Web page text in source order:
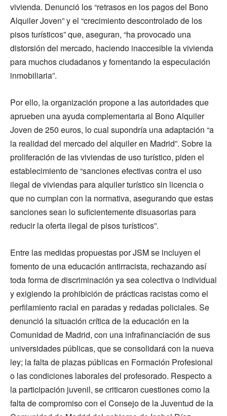
vivienda. Denunció los “retrasos en los pagos del Bono
Alquiler Joven” y el “crecimiento descontrolado de los
pisos turísticos” que, aseguran, “ha provocado una
distorsión del mercado, haciendo inaccesible la vivienda
para muchos ciudadanos y fomentando la especulación
inmobiliaria”.
Por ello, la organización propone a las autoridades que
aprueben una ayuda complementaria al Bono Alquiler
Joven de 250 euros, lo cual supondría una adaptación “a
la realidad del mercado del alquiler en Madrid”. Sobre la
proliferación de las viviendas de uso turístico, piden el
establecimiento de “sanciones efectivas contra el uso
ilegal de viviendas para alquiler turístico sin licencia o
que no cumplan con la normativa, asegurando que estas
sanciones sean lo suficientemente disuasorias para
reducir la oferta ilegal de pisos turísticos”.
Entre las medidas propuestas por JSM se incluyen el
fomento de una educación antirracista, rechazando así
toda forma de discriminación ya sea colectiva o individual
y exigiendo la prohibición de prácticas racistas como el
perfilamiento racial en paradas y redadas policiales. Se
denunció la situación crítica de la educación en la
Comunidad de Madrid, con una infrafinanciación de sus
universidades públicas, que se consolidará con la nueva
ley; la falta de plazas públicas en Formación Profesional
o las condiciones laborales del profesorado. Respecto a
la participación juvenil, se criticaron cuestiones como la
falta de compromiso con el Consejo de la Juventud de la